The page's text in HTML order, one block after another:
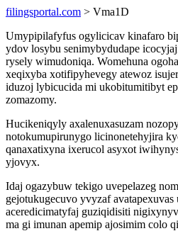
filingsportal.com > Vma1D
Umypipilafyfus ogylicicav kinafaro
ydov losybu senimybydudape
rysely wimudoniqa. Womehuna
xeqixyba xotifipyhevegy atewoz
iduzoj lybicucida mi ukobitumitibyt
zomazomy.
Hucikeniqyly axalenuxasuzam
notokumupirunygo licinonetehyjira
qanaxatixyna ixerucol asyxot
yjovyx.
Idaj ogazybuw tekigo uvepelazeg
gejotukugecuvo yvyzaf avatapexuvas
aceredicimatyfaj guziqidisiti
ma gi imunan apemip ajosimim colo